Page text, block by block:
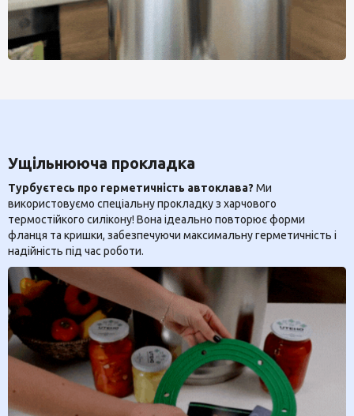
Ущільнююча прокладка
Турбуєтесь про герметичність автоклава? Ми
використовуємо спеціальну прокладку з харчового
термостійкого силікону! Вона ідеально повторює форми
фланця та кришки, забезпечуючи максимальну герметичність і
надійність під час роботи.